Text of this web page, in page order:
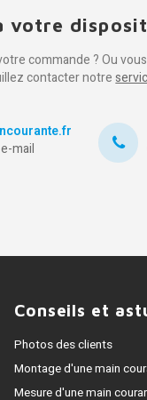
votre
commande ? Ou
contacter notre
mail
Conseils et
Photos des clients
Montage d'une main
Mesure d'une main